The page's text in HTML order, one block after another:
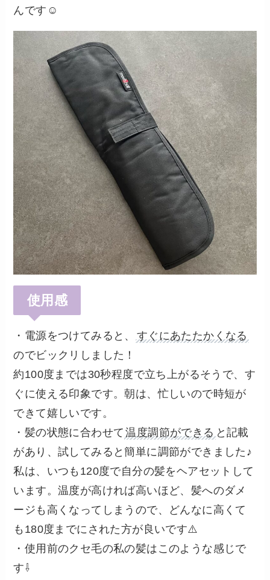
んです☺️
使用感
・電源をつけてみると、
すぐにあたたかくなる
のでビックリしました！
約100度までは30秒程度で立ち上がるそうで、す
ぐに使える印象です。朝は、忙しいので時短が
できて嬉しいです。
・髪の状態に合わせて 温度調節ができる と記載
があり、試してみると簡単に調節ができました♪
私は、いつも120度で自分の髪をヘアセットして
います。温度が高ければ高いほど、髪へのダメ
ージも高くなってしまうので、どんなに高くて
も180度までにされた方が良いです⚠️
・使用前のクセ毛の私の髪はこのような感じで
す⇩